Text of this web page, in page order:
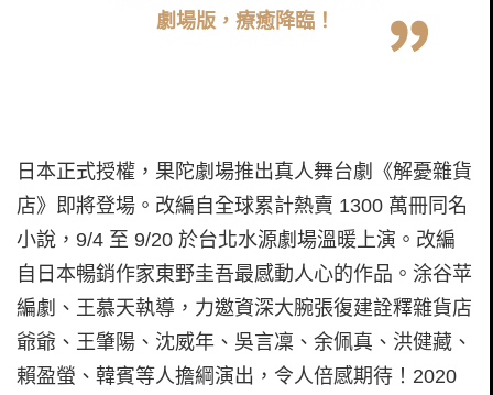
劇場版，療癒降臨！
日本正式授權，果陀劇場推出真人舞台劇《解憂雜貨
店》即將登場。改編自全球累計熱賣 1300 萬冊同名
小說，9/4 至 9/20 於台北水源劇場溫暖上演。改編
自日本暢銷作家東野圭吾最感動人心的作品。涂谷苹
編劇、王慕天執導，力邀資深大腕張復建詮釋雜貨店
爺爺、王肇陽、沈威年、吳言凜、余佩真、洪健藏、
賴盈螢、韓賓等人擔綱演出，令人倍感期待！2020